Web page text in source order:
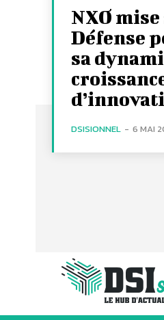
NXO
Défense
sa
DSISIONNEL - 6 MAI